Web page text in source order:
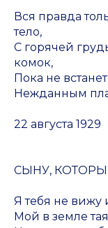
Вся правда
тело,
С горячей
комок,
Пока не
Нежданным
22 августа 1929
СЫНУ,
Я тебя не вижу
Мой в земле